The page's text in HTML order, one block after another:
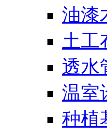
油漆
土工
透水
温室
种植